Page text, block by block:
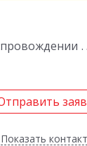
ПоказатьНазад